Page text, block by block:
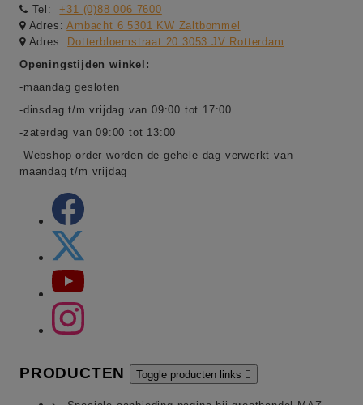
Tel:
+31 (0)88 006 7600
Adres:Ambacht 6 5301 KW Zaltbommel
Adres: Dotterbloemstraat 20 3053 JV Rotterdam
Openingstijden winkel:
-maandag gesloten
-dinsdag t/m vrijdag van 09:00 tot 17:00
-zaterdag van 09:00 tot 13:00
-Webshop order worden de gehele dag verwerkt van
maandag t/m vrijdag
PRODUCTEN Toggle producten links 